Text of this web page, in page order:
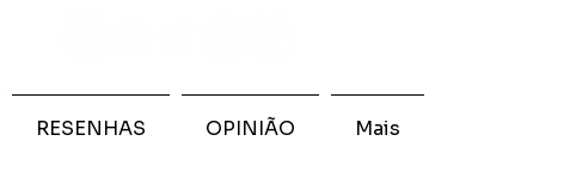
RESENHAS OPINIÃO Mais